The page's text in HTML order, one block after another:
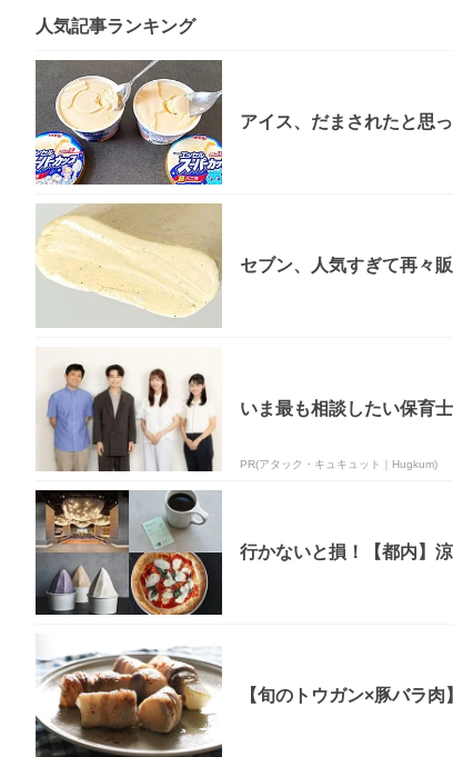
人気記事ランキング
アイス、だまされたと思
セブン、人気すぎて再々
いま最も相談したい保育
PR(アタック・キュキュット｜Hugkum)
行かないと損！【都内】
【旬のトウガン×豚バラ